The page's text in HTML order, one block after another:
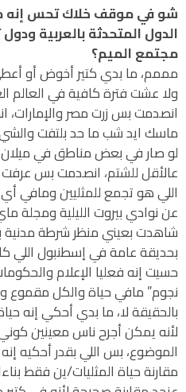
شو في موقف خلاك تحس إنه
الدول المتحدثة بالعربية
مجتمع الميم؟
مممم، ما بدي كتير أخوض أو
ولا عشت فترة كافية في العالم
انصدمت بس زرت مصر والإمارات،
ماسك ايد شب ما حد بلتفت
لو صار في بعض مناطق في ميلان
عالأقل للشتم، انصدمت بس
اللي هو تجمع للمثليين
عن نوادي بيروت الليلية ومجلة
شاهدت بعيني منظر شرطة
بحديقة عامة في إسطنبول اللي
حسيت إنه فعليا الإعلام
نجوم” مافي حياة والكل مقموع
بالحقيقة لا، ما بدي أحكي إنه
لأنه يمكن أجرح ناس معينين
الموضوع، بس اللي بقدر أحكيه
مقارنة حياة المثليات/ين فقط